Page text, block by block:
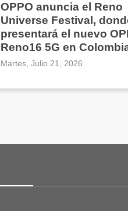
OPPO anuncia el Reno
Universe Festival,
presentará el nuevo
Reno16 5G en
Martes, Julio 21, 2026